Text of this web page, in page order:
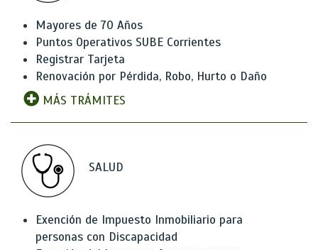
Mayores de 70 Años
Puntos Operativos SUBE Corrientes
Registrar Tarjeta
Renovación por Pérdida, Robo, Hurto o Daño
MÁS TRÁMITES
SALUD
Exención de Impuesto Inmobiliario para
personas con Discapacidad